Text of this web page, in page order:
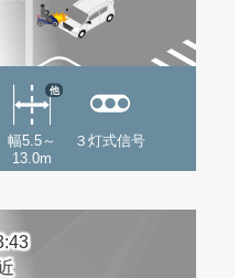
幅5.5～
13.0m
他
３灯式信号